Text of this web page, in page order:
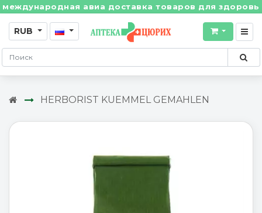
авиа доставка товаров для здоровья
RUB
HERBORIST KUEMMEL GEMAHLEN